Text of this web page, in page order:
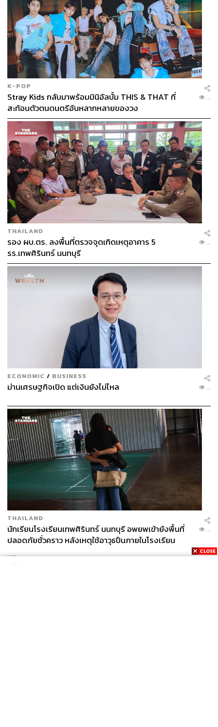
K-POP
Stray Kids กลับมาพร้อมมินิอัลบั้ม THIS & THAT ที่
สะท้อนตัวตนดนตรีอันหลากหลายของวง
...
THAILAND
รอง ผบ.ตร. ลงพื้นที่ตรวจจุดเกิดเหตุอาคาร 5
รร.เทพศิรินทร์ นนทบุรี
...
ECONOMIC / BUSINESS
ม่านเศรษฐกิจเปิด แต่เงินยังไม่ไหล ...
THAILAND
นักเรียนโรงเรียนเทพศิรินทร์ นนทบุรี อพยพเข้ายังพื้นที่
ปลอดภัยชั่วคราว หลังเหตุใช้อาวุธปืนภายในโรงเรียน
...